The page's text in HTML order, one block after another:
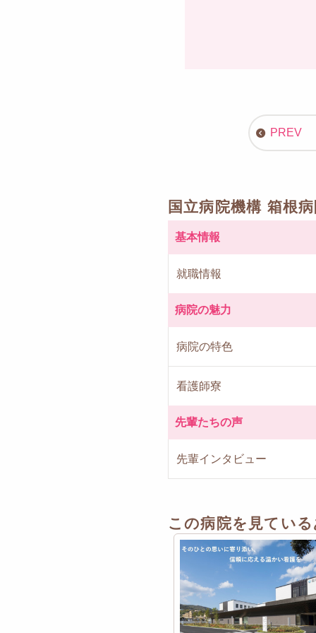
国立病院機構 箱根
基本情報
就職情報
病院の魅力
病院の特色
看護師寮
先輩たちの声
先輩インタビュー
この病院を見てい